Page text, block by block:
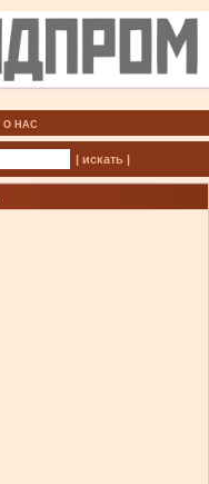
О НАС
| искать |